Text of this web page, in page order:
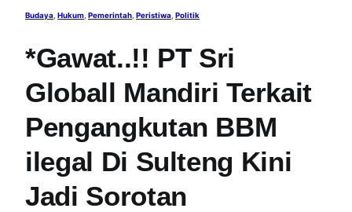
Budaya Hukum Pemerintah Peristiwa Politik
*Gawat..!! PT Sri
Globall Mandiri Terkait
Pengangkutan BBM
ilegal Di Sulteng Kini
Jadi Sorotan